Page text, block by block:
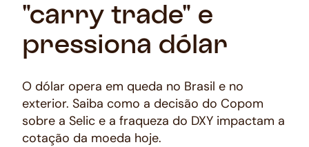
"carry trade" e
pressiona dólar
O dólar opera em queda no Brasil e no
exterior. Saiba como a decisão do Copom
sobre a Selic e a fraqueza do DXY impactam a
cotação da moeda hoje.